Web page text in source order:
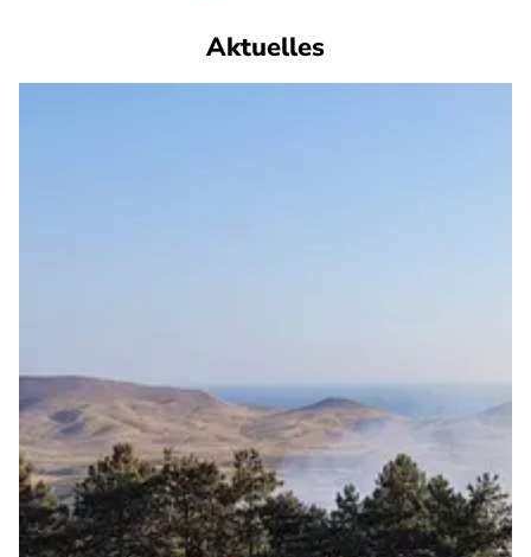
Aktuelles